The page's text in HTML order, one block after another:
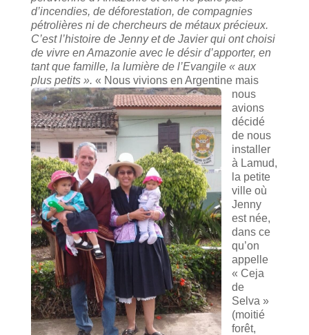
d’incendies, de déforestation, de compagnies
pétrolières ni de chercheurs de métaux précieux.
C’est l’histoire de Jenny et de Javier qui ont choisi
de vivre en Amazonie avec le désir d’apporter, en
tant que famille, la lumière de l’Evangile « aux
plus petits ». « Nous vivions en Argentine mais
nous
avions
décidé
de nous
installer
à Lamud,
la petite
ville où
Jenny
est née,
dans ce
qu’on
appelle
« Ceja
de
Selva »
(moitié
forêt,